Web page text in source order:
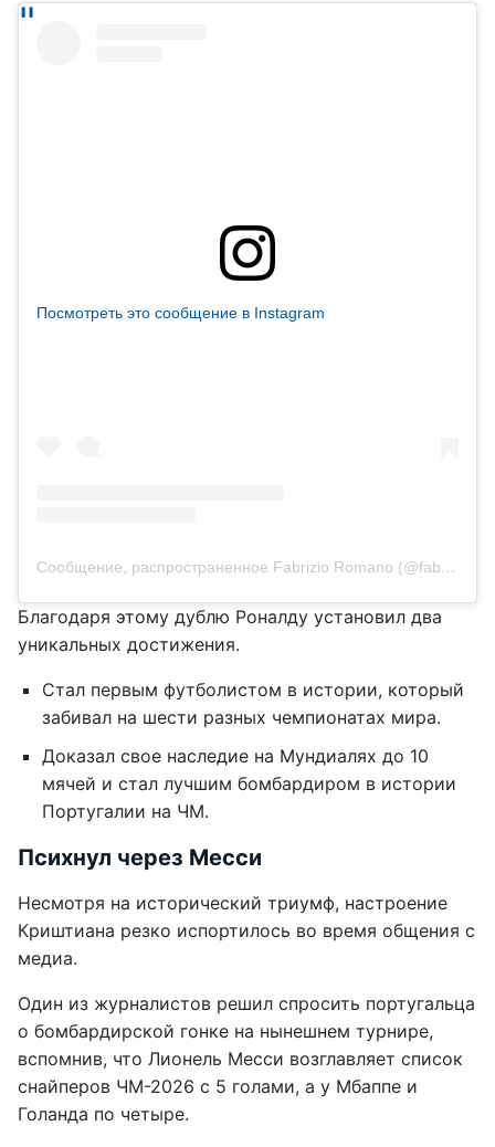
Посмотреть это сообщение в Instagram
Сообщение, распространенное Fabrizio Romano (@fabriziorom)
Благодаря этому дублю Роналду установил два
уникальных достижения.
Стал первым футболистом в истории, который
забивал на шести разных чемпионатах мира.
Доказал свое наследие на Мундиалях до 10
мячей и стал лучшим бомбардиром в истории
Португалии на ЧМ.
Психнул через Месси
Несмотря на исторический триумф, настроение
Криштиана резко испортилось во время общения с
медиа.
Один из журналистов решил спросить португальца
о бомбардирской гонке на нынешнем турнире,
вспомнив, что Лионель Месси возглавляет список
снайперов ЧМ-2026 с 5 голами, а у Мбаппе и
Голанда по четыре.